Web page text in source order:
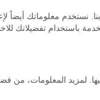
معلوماتك أيضاً
باستخدام تفضيلاتك
لمزيد المعلومات، من